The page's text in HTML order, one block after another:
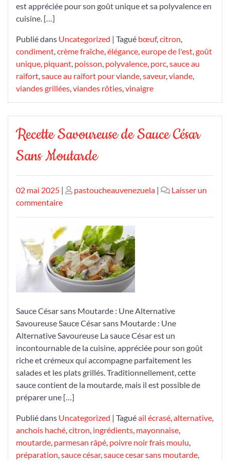
est appréciée pour son goût unique et sa polyvalence en
cuisine. […]
Publié dans Uncategorized | Tagué bœuf, citron
condiment crème fraîche élégance europe de l'est goût
unique piquant poisson polyvalence porc sauce au
raifort sauce au raifort pour viande saveur, viande
viandes grillées viandes rôties vinaigre
Recette Savoureuse de Sauce César
Sans Moutarde
Publié
le
02 mai 2025 | Publié
pastoucheauvenezuela |
Laisser un
commentairesur
Savoureuse
de
Sauce
César
Sans
Moutarde
Sauce César sans Moutarde : Une Alternative
Savoureuse Sauce César sans Moutarde : Une
Alternative Savoureuse La sauce César est un
incontournable de la cuisine, appréciée pour son goût
riche et crémeux qui accompagne parfaitement les
salades et les plats grillés. Traditionnellement, cette
sauce contient de la moutarde, mais il est possible de
préparer une […]
Publié dans Uncategorized | Taguéail écrasé alternative
anchois haché citron ingrédients mayonnaise
moutarde parmesan râpé poivre noir frais moulu
préparation sauce césar, sauce cesar sans moutarde